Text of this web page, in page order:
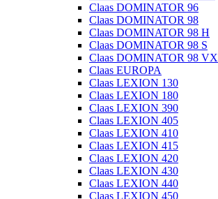
Claas DOMINATOR 96
Claas DOMINATOR 98
Claas DOMINATOR 98 H
Claas DOMINATOR 98 S
Claas DOMINATOR 98 VX
Claas EUROPA
Claas LEXION 130
Claas LEXION 180
Claas LEXION 390
Claas LEXION 405
Claas LEXION 410
Claas LEXION 415
Claas LEXION 420
Claas LEXION 430
Claas LEXION 440
Claas LEXION 450